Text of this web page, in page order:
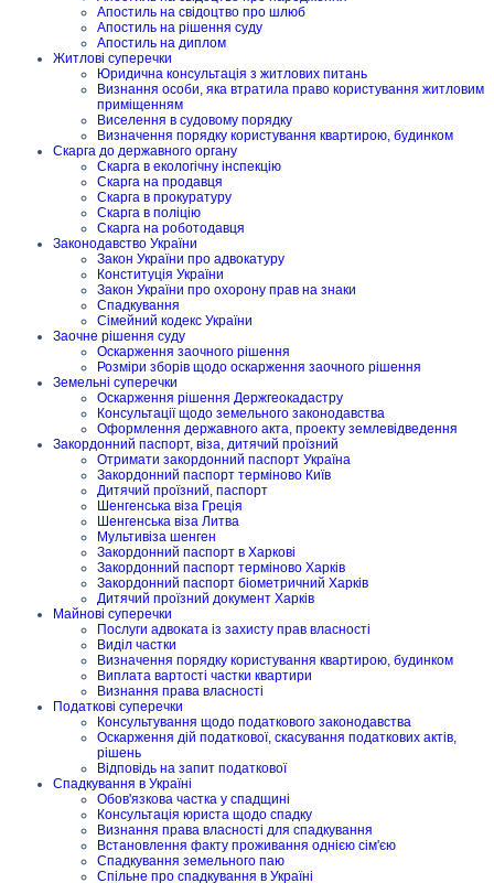
Апостиль на свідоцтво про шлюб
Апостиль на рішення суду
Апостиль на диплом
Житлові суперечки
Юридична консультація з житлових питань
Визнання особи, яка втратила право користування житловим
приміщенням
Виселення в судовому порядку
Визначення порядку користування квартирою, будинком
Скарга до державного органу
Скарга в екологічну інспекцію
Скарга на продавця
Скарга в прокуратуру
Скарга в поліцію
Скарга на роботодавця
Законодавство України
Закон України про адвокатуру
Конституція України
Закон України про охорону прав на знаки
Спадкування
Сімейний кодекс України
Заочне рішення суду
Оскарження заочного рішення
Розміри зборів щодо оскарження заочного рішення
Земельні суперечки
Оскарження рішення Держгеокадастру
Консультації щодо земельного законодавства
Оформлення державного акта, проекту землевідведення
Закордонний паспорт, віза, дитячий проїзний
Отримати закордонний паспорт Україна
Закордонний паспорт терміново Київ
Дитячий проїзний, паспорт
Шенгенська віза Греція
Шенгенська віза Литва
Мультивіза шенген
Закордонний паспорт в Харкові
Закордонний паспорт терміново Харків
Закордонний паспорт біометричний Харків
Дитячий проїзний документ Харків
Майнові суперечки
Послуги адвоката із захисту прав власності
Виділ частки
Визначення порядку користування квартирою, будинком
Виплата вартості частки квартири
Визнання права власності
Податкові суперечки
Консультування щодо податкового законодавства
Оскарження дій податкової, скасування податкових актів,
рішень
Відповідь на запит податкової
Спадкування в Україні
Обов'язкова частка у спадщині
Консультація юриста щодо спадку
Визнання права власності для спадкування
Встановлення факту проживання однією сім'єю
Спадкування земельного паю
Спільне про спадкування в Україні